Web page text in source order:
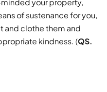
your property,
of sustenance for you,
and clothe them and
kindness. (QS.